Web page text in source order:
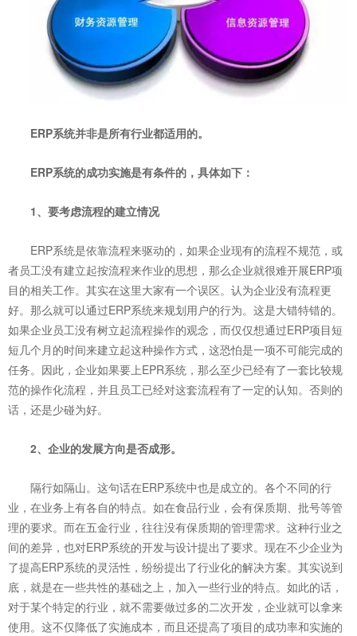
ERP系统并非是所有行业都适用的。
ERP系统的成功实施是有条件的，具体如下：
1、要考虑流程的建立情况
ERP系统是依靠流程来驱动的，如果企业现有的流程不规范 ，或
者员工没有建立起按流程来作业的思想，那么企业就很难开展ERP项
目的相关工作。其实在这里大家有一个误区。认为企业没有流程更
好。那么就可以通过ERP系统来规划用户的行为。这是大错特错的。
如果企业员工没有树立起流程操作的观念，而仅仅想通过ERP项目短
短几个月的时间来建立起这种操作方式，这恐怕是一项不可能完成的
任务。因此，企业如果要上EPR系统，那么至少已经有了一套比较规
范的操作化流程，并且员工已经对这套流程有了一定的认知。否则的
话，还是少碰为好。
2、企业的发展方向是否成形。
隔行如隔山。这句话在ERP系统中也是成立的。各个不同的行
业，在业务上有各自的特点。如在食品行业，会有保质期、批号等管
理的要求。而在五金行业，往往没有保质期的管理需求。这种行业之
间的差异，也对ERP系统的开发与设计提出了要求。现在不少企业为
了提高ERP系统的灵活性，纷纷提出了行业化的解决方案。其实说到
底，就是在一些共性的基础之上，加入一些行业的特点。如此的话，
对于某个特定的行业，就不需要做过多的二次开发，企业就可以拿来
使用。这不仅降低了实施成本，而且还提高了项目的成功率和实施的